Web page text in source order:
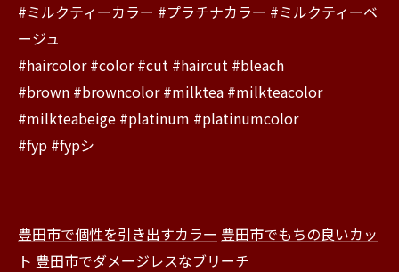
#ミルクティーカラー #プラチナカラー #ミルクティーベ
ージュ
#haircolor #color #cut #haircut #bleach
#brown #browncolor #milktea #milkteacolor
#milkteabeige #platinum #platinumcolor
#fyp #fypシ
豊田市で個性を引き出すカラー 豊田市でもちの良いカッ
ト 豊田市でダメージレスなブリーチ